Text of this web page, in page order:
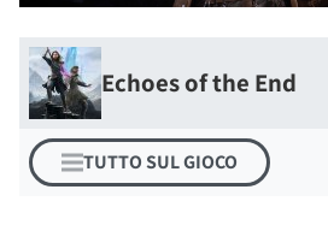
Echoes of the End
TUTTO SUL GIOCO